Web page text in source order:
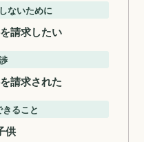
ないために
請求したい
請求された
ること
供